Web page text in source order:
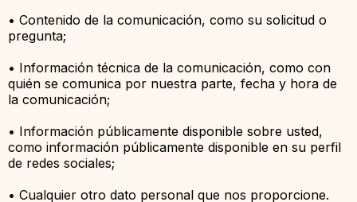
• Contenido de la comunicación, como su solicitud o
pregunta;
• Información técnica de la comunicación, como con
quién se comunica por nuestra parte, fecha y hora de
la comunicación;
• Información públicamente disponible sobre usted,
como información públicamente disponible en su perfil
de redes sociales;
• Cualquier otro dato personal que nos proporcione.